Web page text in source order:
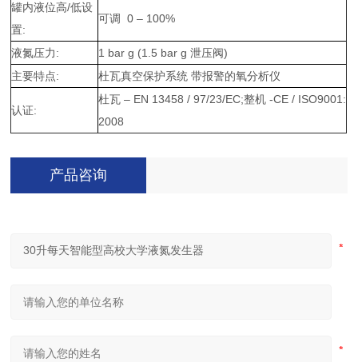
罐内液位高/低设
置:
可调 0 – 100%
液氮压力:
1 bar g (1.5 bar g 泄压阀)
主要特点:
杜瓦真空保护系统 带报警的氧分析仪
认证:
杜瓦 – EN 13458 / 97/23/EC;整机 -CE / ISO9001:
2008
产品咨询